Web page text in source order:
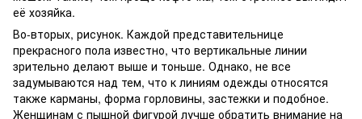
её хозяйка.
Во-вторых, рисунок. Каждой представительнице
прекрасного пола известно, что вертикальные линии
зрительно делают выше и тоньше. Однако, не все
задумываются над тем, что к линиям одежды относятся
также карманы, форма горловины, застежки и подобное.
Женщинам с пышной фигурой лучше обратить внимание на